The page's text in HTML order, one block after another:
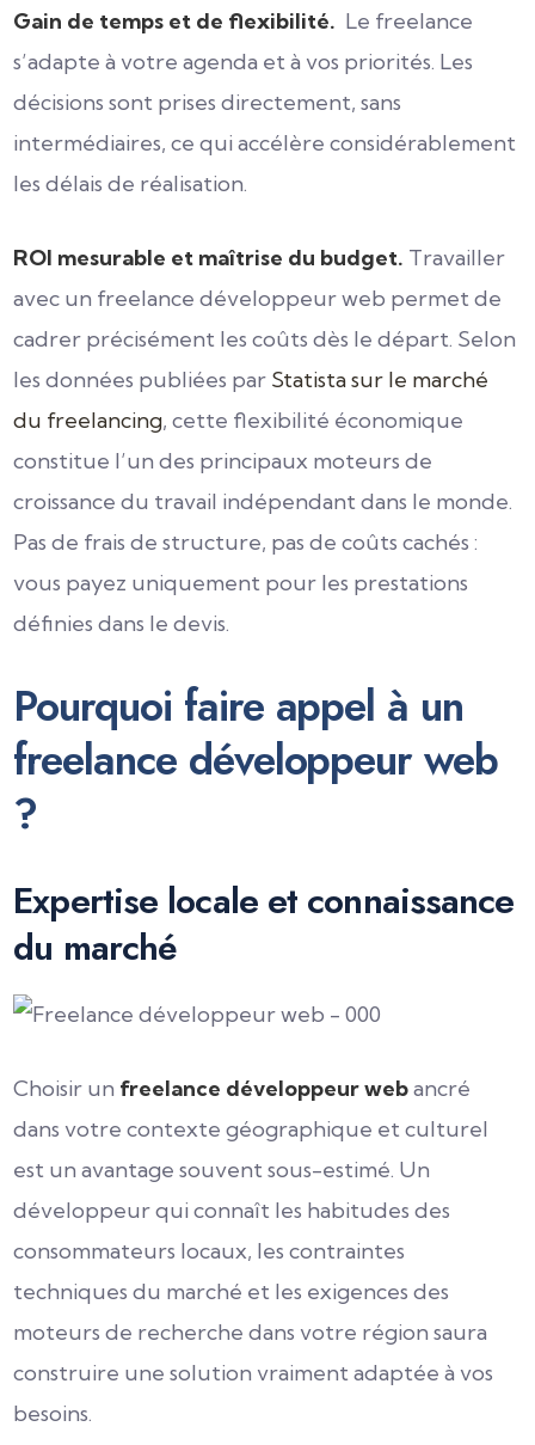
Gain de temps et de flexibilité. Le freelance
s’adapte à votre agenda et à vos priorités. Les
décisions sont prises directement, sans
intermédiaires, ce qui accélère considérablement
les délais de réalisation.
ROI mesurable et maîtrise du budget. Travailler
avec un freelance développeur web permet de
cadrer précisément les coûts dès le départ. Selon
les données publiées par Statista sur le marché
du freelancing, cette flexibilité économique
constitue l’un des principaux moteurs de
croissance du travail indépendant dans le monde.
Pas de frais de structure, pas de coûts cachés :
vous payez uniquement pour les prestations
définies dans le devis.
Pourquoi faire appel à un
freelance développeur web
?
Expertise locale et connaissance
du marché
Choisir un freelance développeur webancré
dans votre contexte géographique et culturel
est un avantage souvent sous-estimé. Un
développeur qui connaît les habitudes des
consommateurs locaux, les contraintes
techniques du marché et les exigences des
moteurs de recherche dans votre région saura
construire une solution vraiment adaptée à vos
besoins.